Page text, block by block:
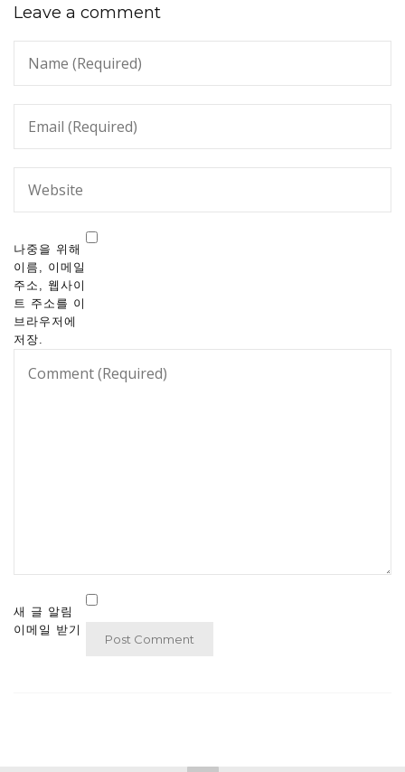
Leave a comment
나중을 위해
이름, 이메일
주소, 웹사이
트 주소를 이
브라우저에
저장.
새 글 알림
이메일 받기